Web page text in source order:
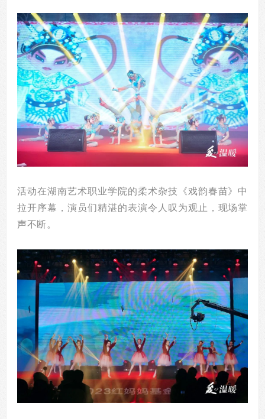
活动在湖南艺术职业学院的柔术杂技《戏韵春苗》中
拉开序幕，演员们精湛的表演令人叹为观止，现场掌
声不断。